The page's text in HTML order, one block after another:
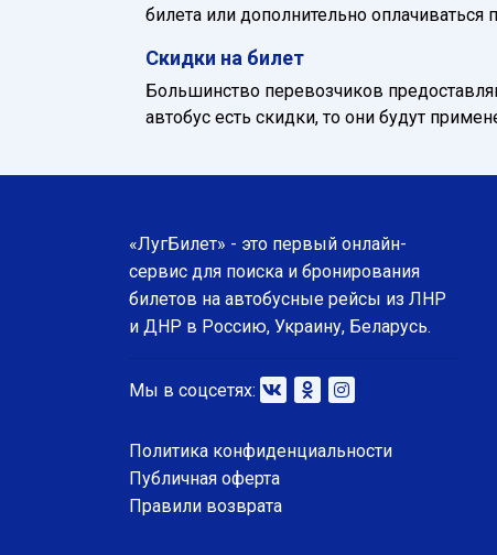
билета или дополнительно
Скидки на билет
Большинство перевозчиков
автобус есть скидки, то они будут
«ЛугБилет» - это первый онлайн-
сервис для поиска и бронирования
билетов на автобусные рейсы из ЛНР
и ДНР в Россию, Украину, Беларусь.
Мы в соцсетях:
Политика конфиденциальности
Публичная оферта
Правили возврата